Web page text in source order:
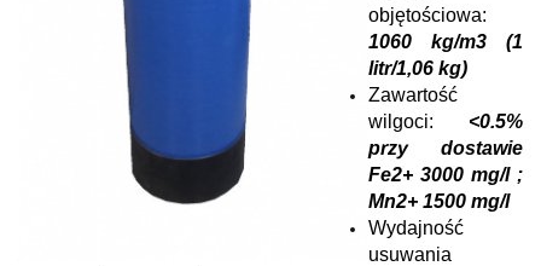
objętościowa:
1060 kg/m3 (1
litr/1,06 kg)
Zawartość
wilgoci: <0.5%
przy dostawie
Fe2+ 3000 mg/l ;
Mn2+ 1500 mg/l
Wydajność
usuwania